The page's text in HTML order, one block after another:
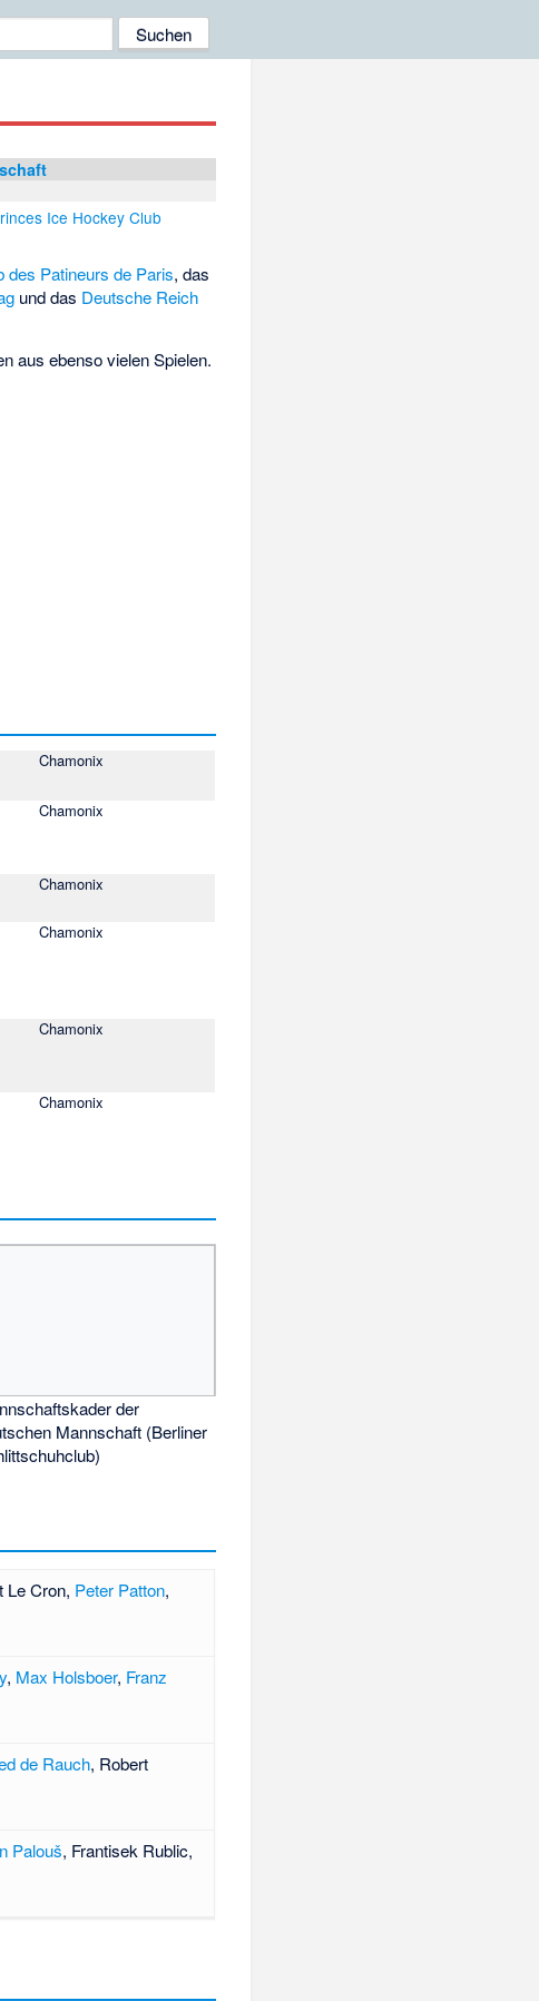
Ice Hockey Club
des Patineurs de Paris, das
und das Deutsche Reich
aus ebenso vielen Spielen.
Chamonix
Chamonix
Chamonix
Chamonix
Chamonix
Chamonix
der
Mannschaft (Berliner
Le Cron, Peter Patton,
, Max Holsboer, Franz
de Rauch, Robert
Palouš, Frantisek Rublic,